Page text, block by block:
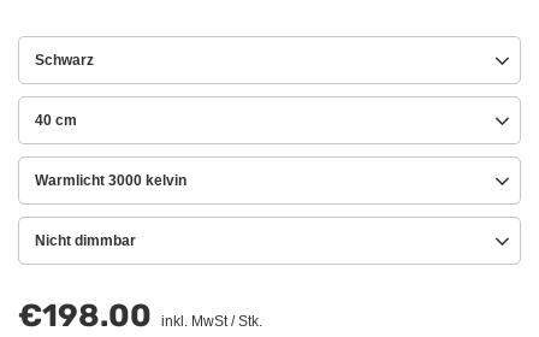
Schwarz
40 cm
Warmlicht 3000 kelvin
Nicht dimmbar
€198.00 inkl. MwSt/Stk.